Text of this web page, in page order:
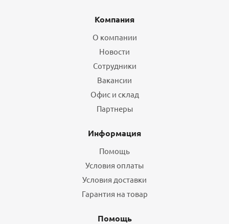
Компания
О компании
Новости
Сотрудники
Вакансии
Офис и склад
Партнеры
Информация
Помощь
Условия оплаты
Условия доставки
Гарантия на товар
Помощь